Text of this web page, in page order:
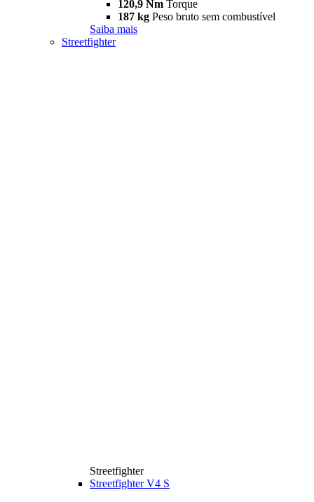
120,9 Nm Torque
187 kg Peso bruto sem combustível
Saiba mais
Streetfighter
Streetfighter
Streetfighter V4 S